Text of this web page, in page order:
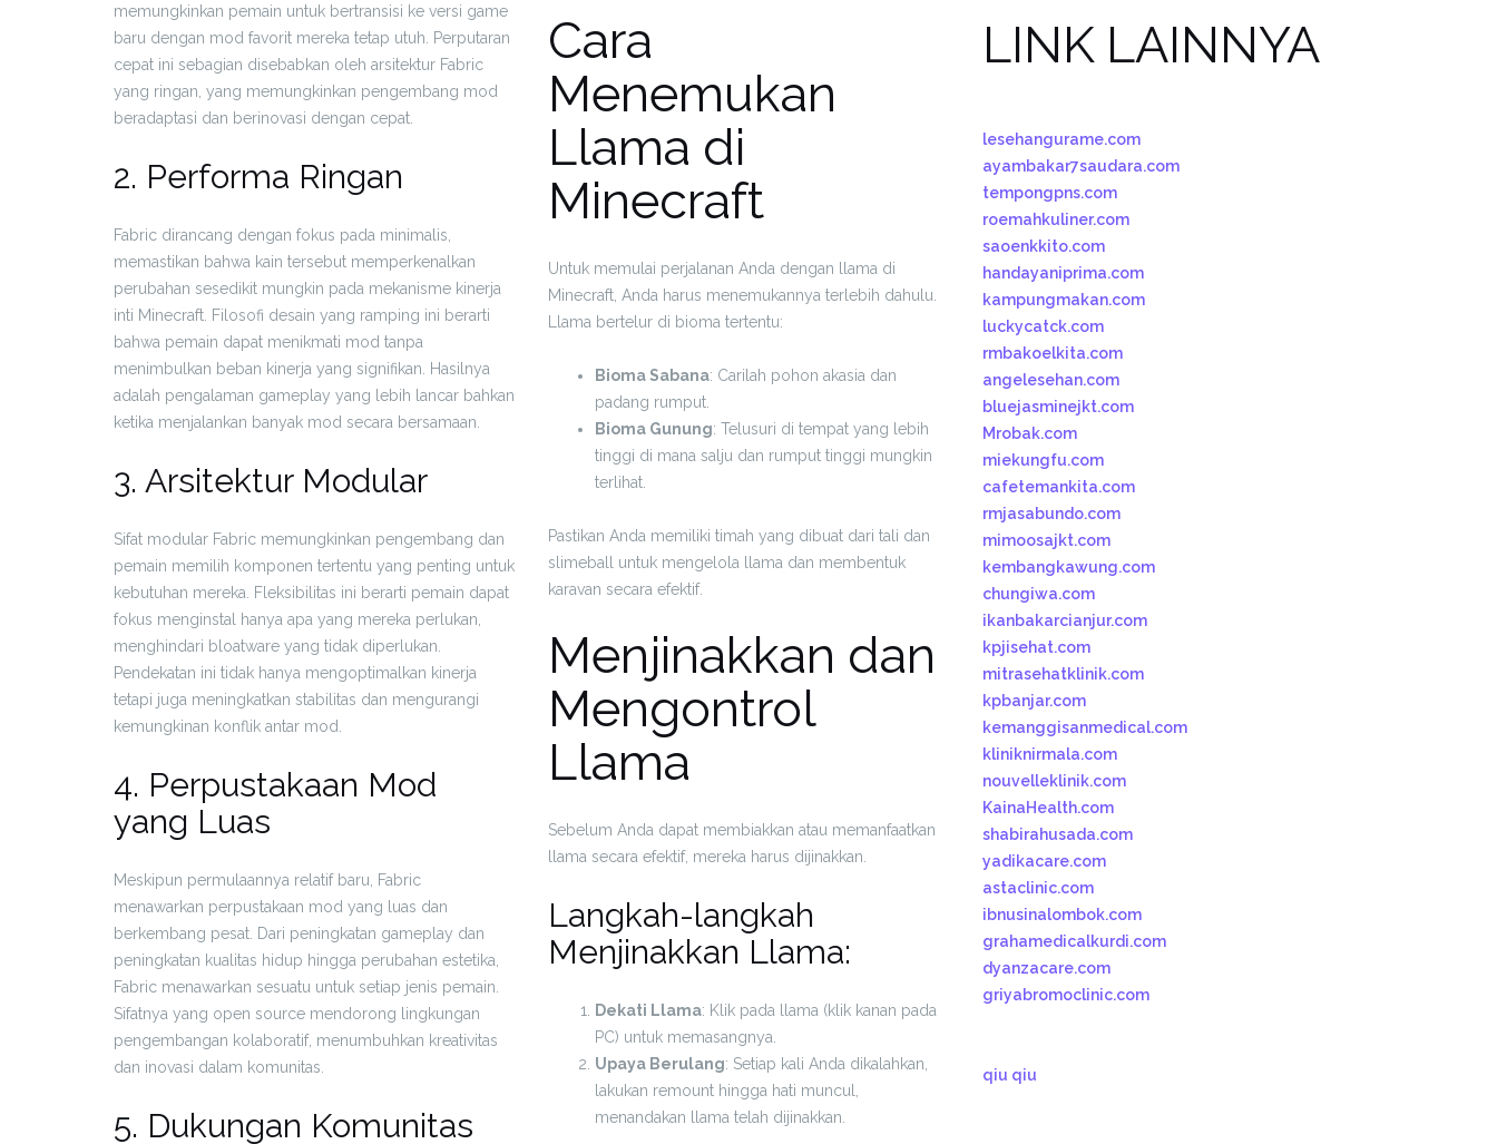
memungkinkan pemain untuk bertransisi ke versi game
baru dengan mod favorit mereka tetap utuh. Perputaran
cepat ini sebagian disebabkan oleh arsitektur Fabric
yang ringan, yang memungkinkan pengembang mod
beradaptasi dan berinovasi dengan cepat.
2. Performa Ringan
Fabric dirancang dengan fokus pada minimalis,
memastikan bahwa kain tersebut memperkenalkan
perubahan sesedikit mungkin pada mekanisme kinerja
inti Minecraft. Filosofi desain yang ramping ini berarti
bahwa pemain dapat menikmati mod tanpa
menimbulkan beban kinerja yang signifikan. Hasilnya
adalah pengalaman gameplay yang lebih lancar bahkan
ketika menjalankan banyak mod secara bersamaan.
3. Arsitektur Modular
Sifat modular Fabric memungkinkan pengembang dan
pemain memilih komponen tertentu yang penting untuk
kebutuhan mereka. Fleksibilitas ini berarti pemain dapat
fokus menginstal hanya apa yang mereka perlukan,
menghindari bloatware yang tidak diperlukan.
Pendekatan ini tidak hanya mengoptimalkan kinerja
tetapi juga meningkatkan stabilitas dan mengurangi
kemungkinan konflik antar mod.
4. Perpustakaan Mod
yang Luas
Meskipun permulaannya relatif baru, Fabric
menawarkan perpustakaan mod yang luas dan
berkembang pesat. Dari peningkatan gameplay dan
peningkatan kualitas hidup hingga perubahan estetika,
Fabric menawarkan sesuatu untuk setiap jenis pemain.
Sifatnya yang open source mendorong lingkungan
pengembangan kolaboratif, menumbuhkan kreativitas
dan inovasi dalam komunitas.
5. Dukungan Komunitas
Cara
Menemukan
Llama di
Minecraft
Untuk memulai perjalanan Anda dengan llama di
Minecraft, Anda harus menemukannya terlebih dahulu.
Llama bertelur di bioma tertentu:
Bioma Sabana: Carilah pohon akasia dan
padang rumput.
Bioma Gunung: Telusuri di tempat yang lebih
tinggi di mana salju dan rumput tinggi mungkin
terlihat.
Pastikan Anda memiliki timah yang dibuat dari tali dan
slimeball untuk mengelola llama dan membentuk
karavan secara efektif.
Menjinakkan dan
Mengontrol
Llama
Sebelum Anda dapat membiakkan atau memanfaatkan
llama secara efektif, mereka harus dijinakkan.
Langkah-langkah
Menjinakkan Llama:
Dekati Llama: Klik pada llama (klik kanan pada
PC) untuk memasangnya.
Upaya Berulang: Setiap kali Anda dikalahkan,
lakukan remount hingga hati muncul,
menandakan llama telah dijinakkan.
LINK LAINNYA
lesehangurame.com
ayambakar7saudara.com
tempongpns.com
roemahkuliner.com
saoenkkito.com
handayaniprima.com
kampungmakan.com
luckycatck.com
rmbakoelkita.com
angelesehan.com
bluejasminejkt.com
Mrobak.com
miekungfu.com
cafetemankita.com
rmjasabundo.com
mimoosajkt.com
kembangkawung.com
chungiwa.com
ikanbakarcianjur.com
kpjisehat.com
mitrasehatklinik.com
kpbanjar.com
kemanggisanmedical.com
kliniknirmala.com
nouvelleklinik.com
KainaHealth.com
shabirahusada.com
yadikacare.com
astaclinic.com
ibnusinalombok.com
grahamedicalkurdi.com
dyanzacare.com
griyabromoclinic.com
qiu qiu